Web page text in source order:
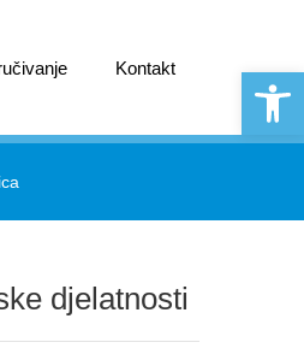
Kontakt
djelatnosti